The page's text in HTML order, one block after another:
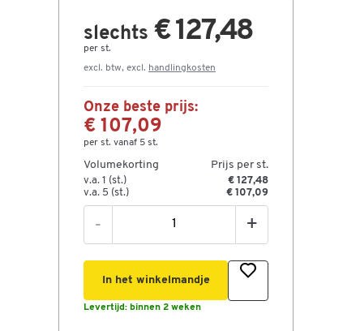
slechts € 127,48
per st.
excl. btw, excl. handlingkosten
Onze beste prijs:
€ 107,09
per st. vanaf 5 st.
Volumekorting Prijs per st.
v.a. 1 (st.)
€ 127,48
v.a. 5 (st.)
€ 107,09
- +
In het winkelmandje
Levertijd: binnen 2 weken